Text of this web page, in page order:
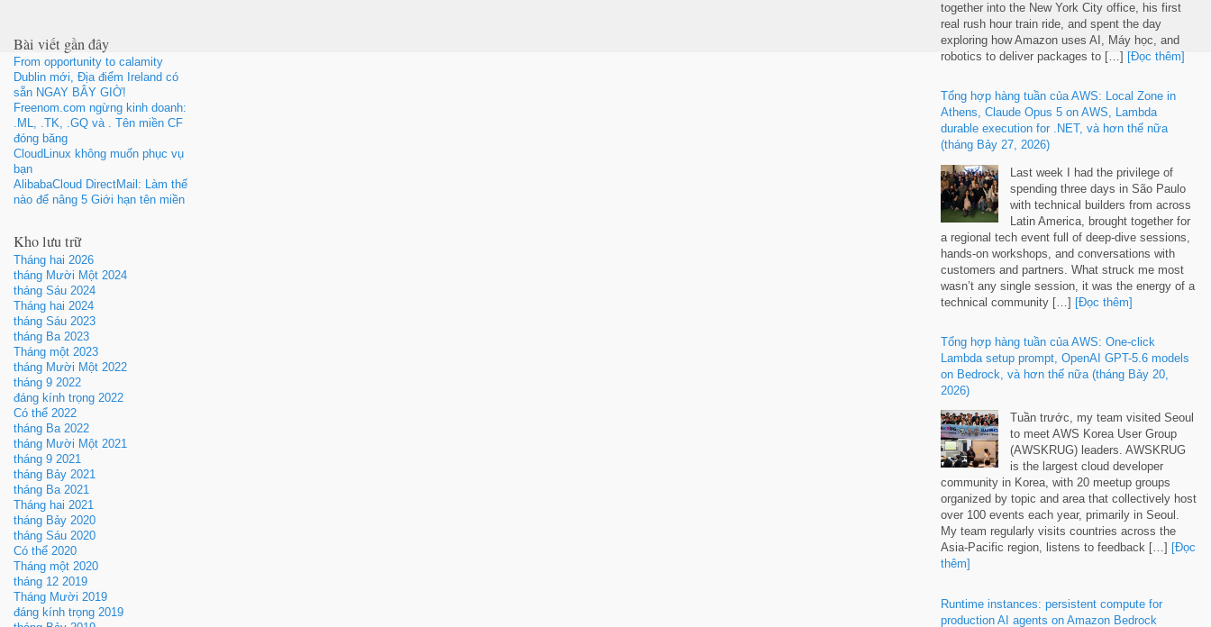
Bài viết gần đây
From opportunity to calamity
Dublin mới, Địa điểm Ireland có
sẵn NGAY BÂY GIỜ!
Freenom.com ngừng kinh doanh:
.ML, .TK, .GQ và . Tên miền CF
đóng băng
CloudLinux không muốn phục vụ
bạn
AlibabaCloud DirectMail: Làm thế
nào để nâng 5 Giới hạn tên miền
Kho lưu trữ
Tháng hai 2026
tháng Mười Một 2024
tháng Sáu 2024
Tháng hai 2024
tháng Sáu 2023
tháng Ba 2023
Tháng một 2023
tháng Mười Một 2022
tháng 9 2022
đáng kính trọng 2022
Có thể 2022
tháng Ba 2022
tháng Mười Một 2021
tháng 9 2021
tháng Bảy 2021
tháng Ba 2021
Tháng hai 2021
tháng Bảy 2020
tháng Sáu 2020
Có thể 2020
Tháng một 2020
tháng 12 2019
Tháng Mười 2019
đáng kính trọng 2019
together into the New York City office
his first
real rush hour train ride and spent the day
exploring how Amazon uses AI
, Máy học, and
robotics to deliver packages to […] [Đọc thêm]
Tổng hợp hàng tuần của AWS: Local Zone in
Athens, Claude Opus 5 on AWS, Lambda
durable execution for .NET , và hơn thế nữa
(tháng Bảy 27, 2026)
Last week I had the privilege of
spending three days in São Paulo
with technical builders from across
Latin America,
brought together for
a regional tech event full of deep-dive sessions
hands-on workshops
and conversations with
customers and partners
What struck me most
wasn’t any single session
it was the energy of a
technical community […] [Đọc thêm]
Tổng hợp hàng tuần của AWS: One-click
Lambda setup prompt OpenAI GPT-5.6 models
on Bedrock , và hơn thế nữa (tháng Bảy 20,
2026)
Tuần trước, my team visited Seoul
to meet AWS Korea User Group
(AWSKRUG) leaders. AWSKRUG
is the largest cloud developer
community in Korea, with 20 meetup groups
organized by topic and area that collectively host
over 100 events each year, primarily in Seoul .
My team regularly visits countries across the
Asia-Pacific region, listens to feedback […]
[Đọc
thêm]
Runtime instances: persistent compute for
production AI agents on Amazon Bedrock